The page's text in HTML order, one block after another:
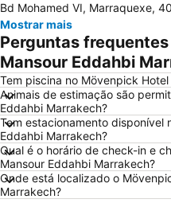
Ourika Valley
Palmeraie Golf Palace
Mesquita Koutoubia
La Plage Rouge
Marrakech Museum
Bahia Palace
Daoudiate
Stade El-Harti
Church of the Holy Martyrs
Bd Mohamed VI, Marraquexe,
Mostrar mais
Perguntas
Mansour Eddahbi
Tem piscina no Mövenpick
Animais de estimação são
Eddahbi Marrakech?
Tem estacionamento disponível
Eddahbi Marrakech?
Qual é o horário de check-in e
Mansour Eddahbi Marrakech?
Onde está localizado o
Marrakech?